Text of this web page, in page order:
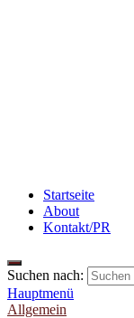
Startseite
About
Kontakt/PR
Suchen nach:
Hauptmenü
Allgemein